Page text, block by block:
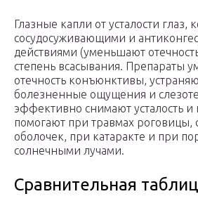
Глазные капли от усталости глаз,
сосудосуживающими и
действиями (уменьшают
степень всасывания. Препараты
отечность конъюнктивы,
болезненные ощущения и
эффективно снимают усталость и
помогают при травмах роговицы,
оболочек, при катаракте и при
солнечными лучами.
Сравнительная